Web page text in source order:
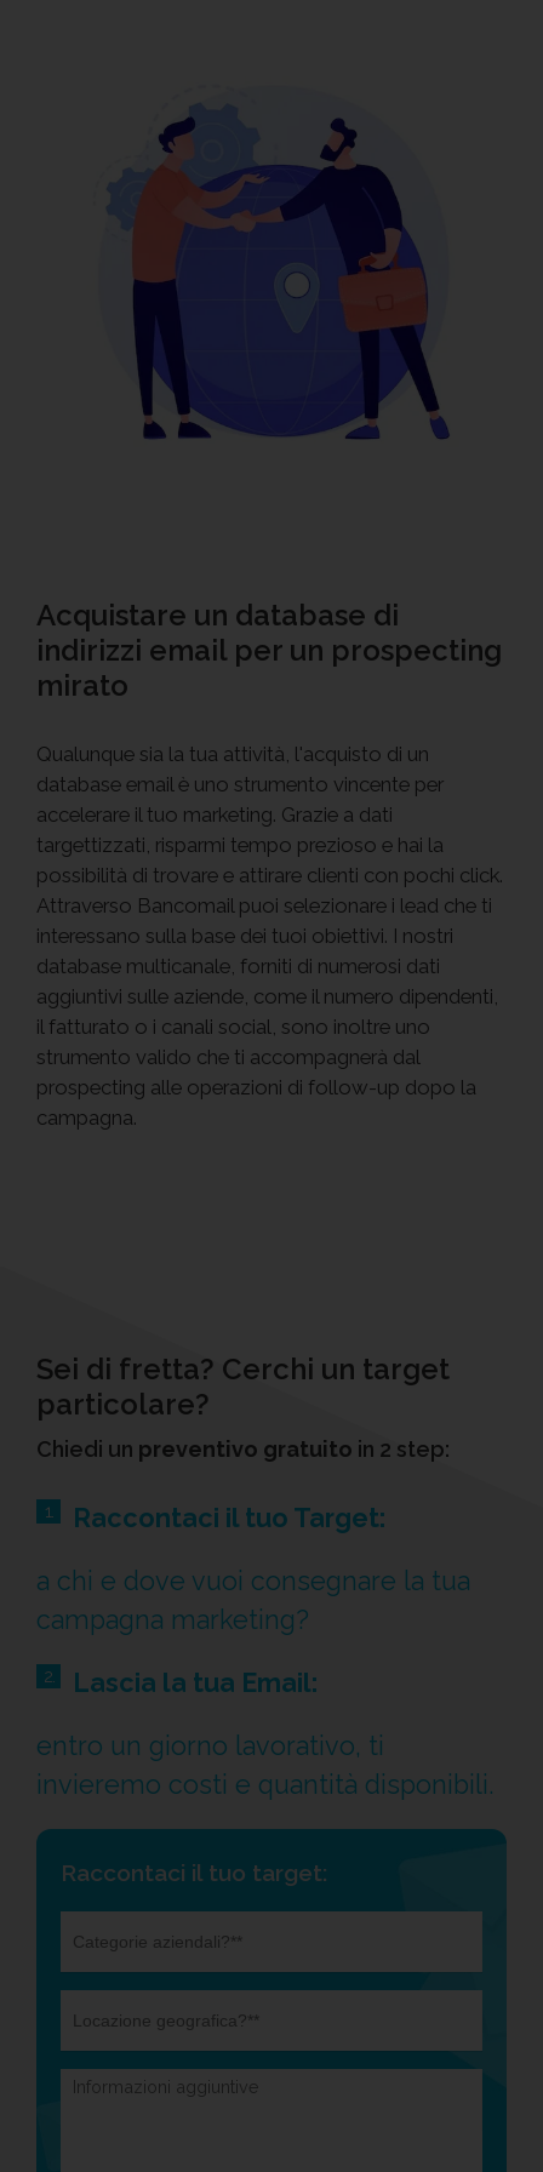
Acquistare un database di
indirizzi email per un prospecting
mirato
Qualunque sia la tua attività, l'acquisto di un
database email è uno strumento vincente per
accelerare il tuo marketing. Grazie a dati
targettizzati, risparmi tempo prezioso e hai la
possibilità di trovare e attirare clienti con pochi click.
Attraverso Bancomail puoi selezionare i lead che ti
interessano sulla base dei tuoi obiettivi. I nostri
database multicanale, forniti di numerosi dati
aggiuntivi sulle aziende, come il numero dipendenti,
il fatturato o i canali social, sono inoltre uno
strumento valido che ti accompagnerà dal
prospecting alle operazioni di follow-up dopo la
campagna.
Sei di fretta? Cerchi un target
particolare?
Chiedi un preventivo gratuito in 2 step:
1. Raccontaci il tuo Target:
a chi e dove vuoi consegnare la tua
campagna marketing?
2. Lascia la tua Email:
entro un giorno lavorativo, ti
invieremo costi e quantità disponibili.
Raccontaci il tuo target: